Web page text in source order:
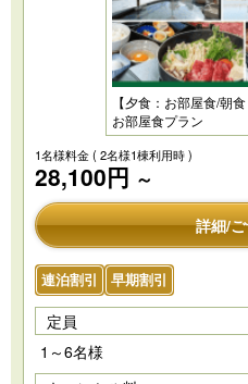
【夕食：お部屋食/朝
お部屋食プラン
1名様料金( 2名様1棟利用時 )
28,100円 ～
詳細/
連泊割引 早期割引
定員
1～6名様